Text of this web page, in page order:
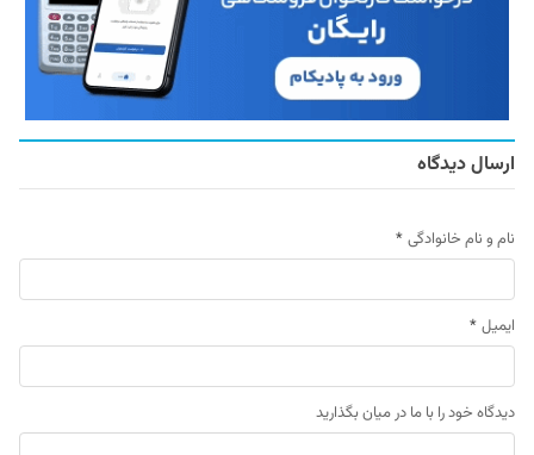
ارسال دیدگاه
نام و نام خانوادگی *
ایمیل *
دیدگاه خود را با ما در میان بگذارید